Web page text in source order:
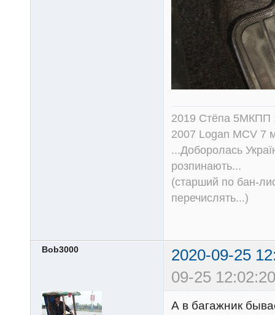
2019 Стёпа
2007 Logan MCV 7
...Доборолась
розпинають...
(старший по бан-
перечислять...)
Bob3000
2020-09-25
09-25
А в багажник